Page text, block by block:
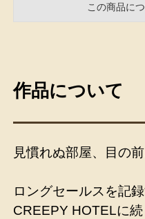
この商品に
作品について
見慣れぬ部屋、目の
ロングセールスを記
CREEPY HOTELに